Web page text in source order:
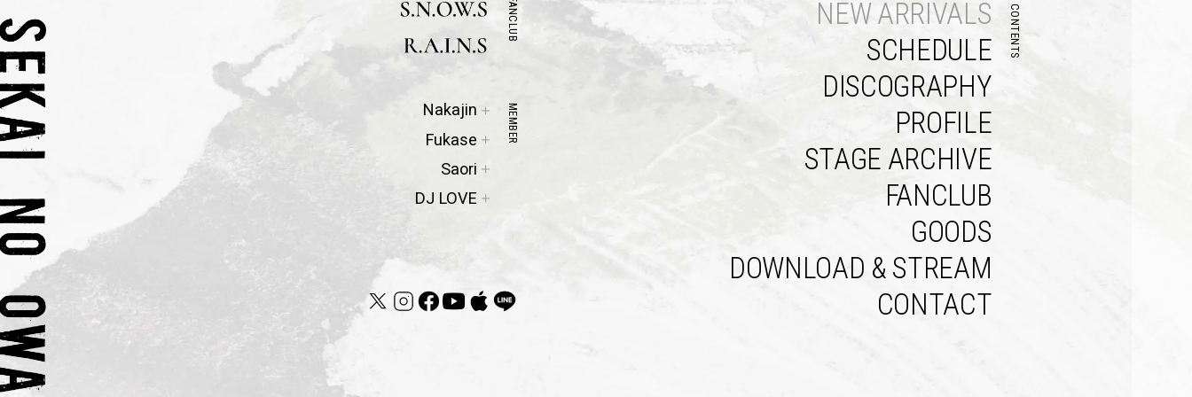
CONTENTS
NEW ARRIVALS
SCHEDULE
DISCOGRAPHY
PROFILE
STAGE ARCHIVE
FANCLUB
GOODS
DOWNLOAD & STREAM
CONTACT
FANCLUB
MEMBER
Nakajin
Site
Fukase
Official
Saori
DJ LOVE